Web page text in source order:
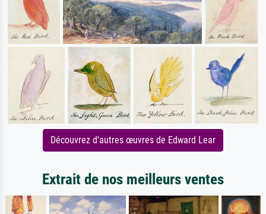
Découvrez d'autres œuvres de Edward Lear
Extrait de nos meilleurs ventes